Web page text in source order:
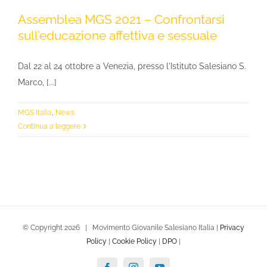
Assemblea MGS 2021 – Confrontarsi
sull’educazione affettiva e sessuale
Dal 22 al 24 ottobre a Venezia, presso l'Istituto Salesiano S.
Marco, [...]
MGS Italia News
Continua a leggere
© Copyright 2026 | Movimento Giovanile Salesiano Italia | Privacy
Policy | Cookie Policy | DPO |